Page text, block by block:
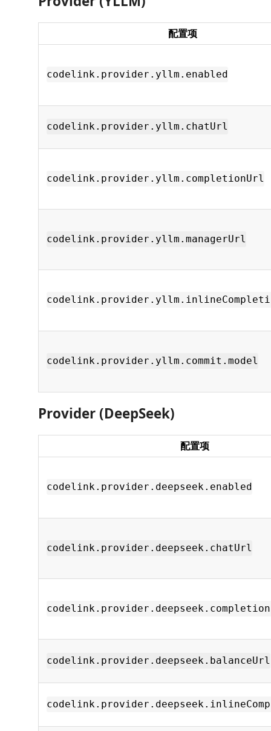
配置项
codelink.provider.yllm.enabled
codelink.provider.yllm.chatUrl
codelink.provider.yllm.completionUrl
codelink.provider.yllm.managerUrl
codelink.provider.yllm.commit.model
Provider (DeepSeek)
配置项
codelink.provider.deepseek.enabled
codelink.provider.deepseek.chatUrl
codelink.provider.deepseek.balanceUrl